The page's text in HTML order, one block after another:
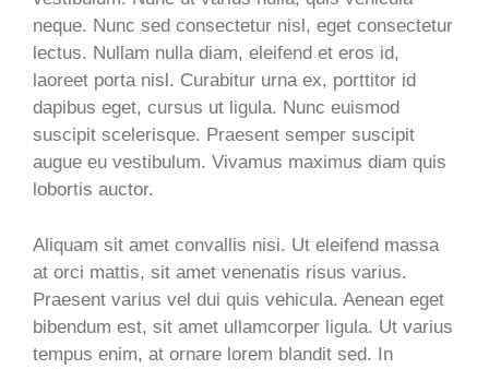
neque. Nunc sed consectetur nisl, eget consectetur
lectus. Nullam nulla diam, eleifend et eros id,
laoreet porta nisl. Curabitur urna ex, porttitor id
dapibus eget, cursus ut ligula. Nunc euismod
suscipit scelerisque. Praesent semper suscipit
augue eu vestibulum. Vivamus maximus diam quis
lobortis auctor.
Aliquam sit amet convallis nisi. Ut eleifend massa
at orci mattis, sit amet venenatis risus varius.
Praesent varius vel dui quis vehicula. Aenean eget
bibendum est, sit amet ullamcorper ligula. Ut varius
tempus enim, at ornare lorem blandit sed. In